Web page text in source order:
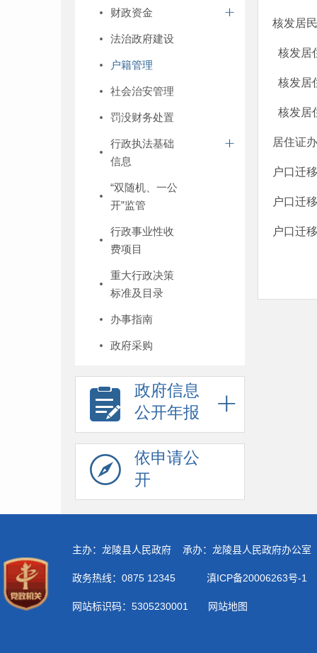
财政资金
法治政府建设
户籍管理
社会治安管理
罚没财务处置
行政执法基础
信息
“双随机、一公
开”监管
行政事业性收
费项目
重大行政决策
标准及目录
办事指南
政府采购
政府信息
公开年报
依申请公
开
核发居
核发居
核发居
核发居
居住证
户口迁
户口迁
户口迁